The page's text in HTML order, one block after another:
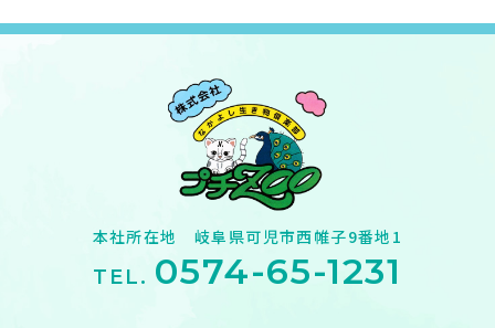
本社所在地 岐阜県可児市西帷子9番地1
0574-65-1231